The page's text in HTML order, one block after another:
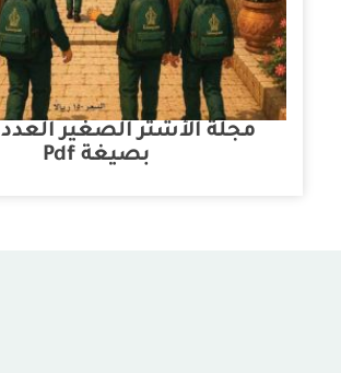
بصيغة Pdf